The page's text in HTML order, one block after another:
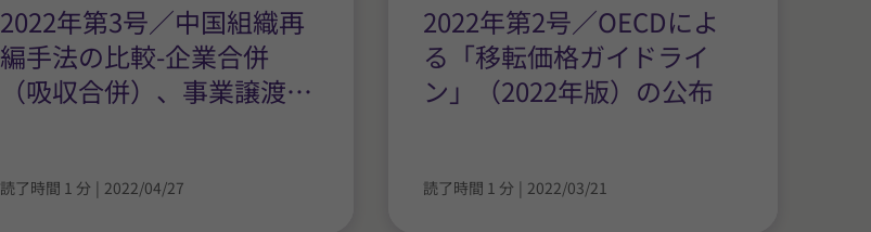
2022年第3号／中国組織再
編手法の比較-企業合併
（吸収合併）、事業譲渡…
読了時間 1 分 | 2022/04/27
2022年第2号／OECDによ
る「移転価格ガイドライ
ン」（2022年版）の公布
読了時間 1 分 | 2022/03/21